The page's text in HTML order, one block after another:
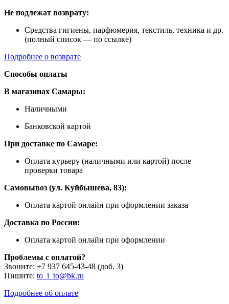
Не подлежат возврату:
Средства гигиены, парфюмерия, текстиль, техника и др.
(полный список — по ссылке)
Подробнее о возврате
Способы оплаты
В магазинах Самары:
Наличными
Банковской картой
При доставке по Самаре:
Оплата курьеру (наличными или картой) после
проверки товара
Самовывоз (ул. Куйбышева, 83):
Оплата картой онлайн при оформлении заказа
Доставка по России:
Оплата картой онлайн при оформлении
Проблемы с оплатой?
Звоните: +7 937 645-43-48 (доб. 3)
Пишите: to_i_to@bk.ru
Подробнее об оплате